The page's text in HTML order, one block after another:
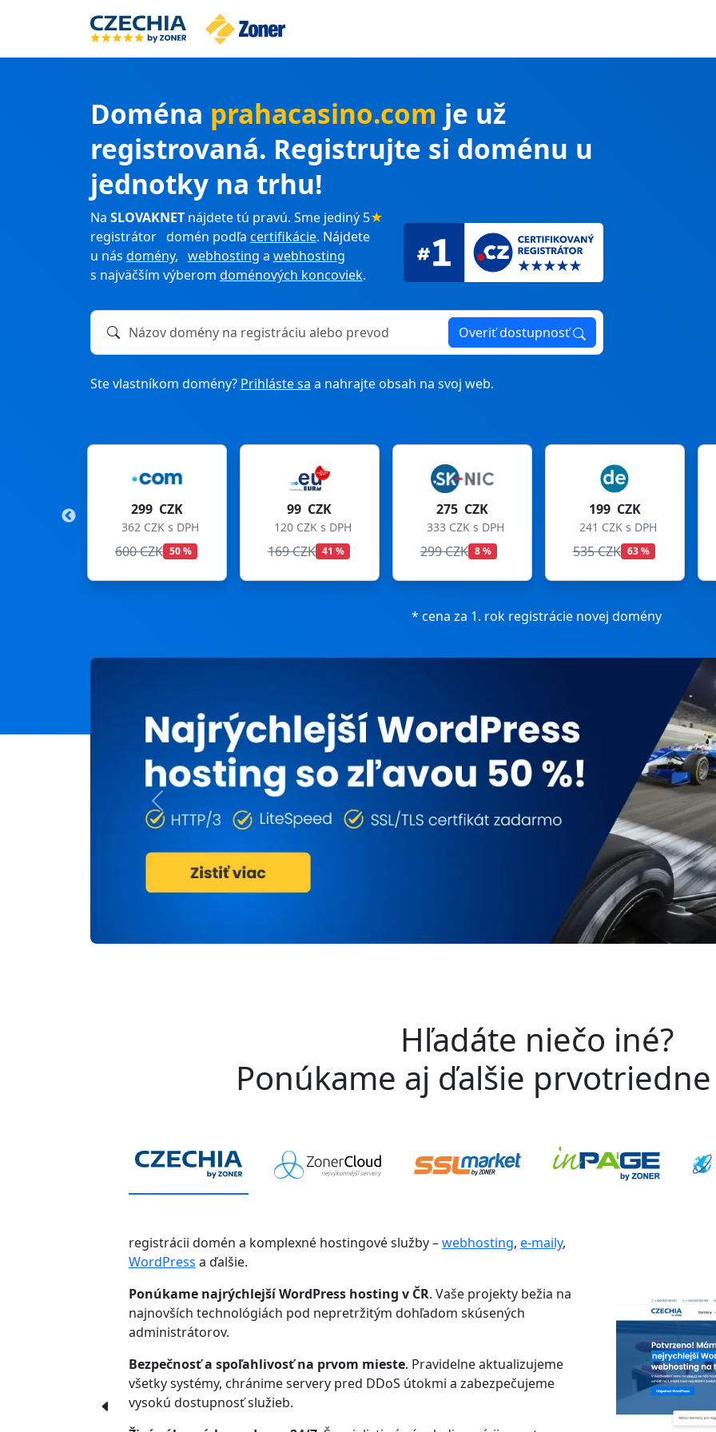
Doména prahacasino.com je už
registrovaná. Registrujte si doménu u
jednotky na trhu!
Na SLOVAKNETnájdete tú pravú. Sme jediný 5★
registrátor domén podľa certifikácie. Nájdete
u nás domény, webhosting a webhosting
s najväčším výberom doménových koncoviek.
Názov domény na registráciu alebo prevod Overiť dostupnosť
Ste vlastníkom domény? Prihláste sa a nahrajte obsah na svoj web.
299 CZK
362 CZK s DPH
99 CZK
120 CZK s DPH
169 CZK
333 CZK s DPH
299 CZK
199 CZK
241 CZK s DPH
535 CZK
199 CZK
241 CZK s DPH
699 CZK
* cena za 1. rok registrácie novej domény
Previous
Hľadáte niečo iné?
Ponúkame aj ďalšie
registrácii domén a komplexné hostingové služby –webhosting, e-maily,
WordPress a ďalšie.
Ponúkame najrýchlejší WordPress hosting v ČR. Vaše projekty bežia na
najnovších technológiách pod nepretržitým dohľadom skúsených
administrátorov.
Bezpečnosť a spoľahlivosť na prvom mieste. Pravidelne aktualizujeme
všetky systémy, chránime servery pred DDoS útokmi a zabezpečujeme
vysokú dostupnosť služieb.